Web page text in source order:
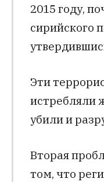
2015 году,
сирийского
Эти
истребляли
убили и
Вторая
том, что